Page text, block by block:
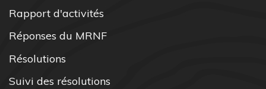
Rapport d'activités
Réponses du MRNF
Résolutions
Suivi des résolutions